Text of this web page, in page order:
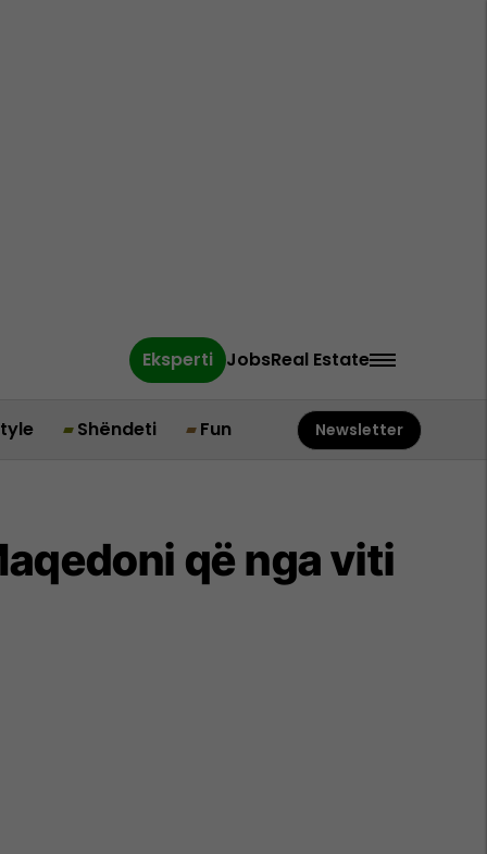
Eksperti JobsReal Estate
Shëndeti Fun Newsletter
që nga viti